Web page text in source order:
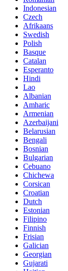
Indonesian
Czech
Afrikaans
Swedish
Polish
Basque
Catalan
Esperanto
Hindi
Lao
Albanian
Amharic
Armenian
Azerbaijani
Belarusian
Bengali
Bosnian
Bulgarian
Cebuano
Chichewa
Corsican
Croatian
Dutch
Estonian
Filipino
Finnish
Frisian
Galician
Georgian
Gujarati